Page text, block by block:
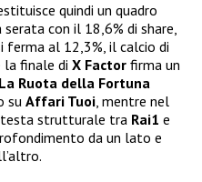
quindi un quadro
serata con il 18,6% di share,
ferma al 12,3%, il calcio di
la finale di X Factor firma un
La Ruota della Fortuna
su Affari Tuoi, mentre nel
strutturale tra Rai1 e
da un lato e